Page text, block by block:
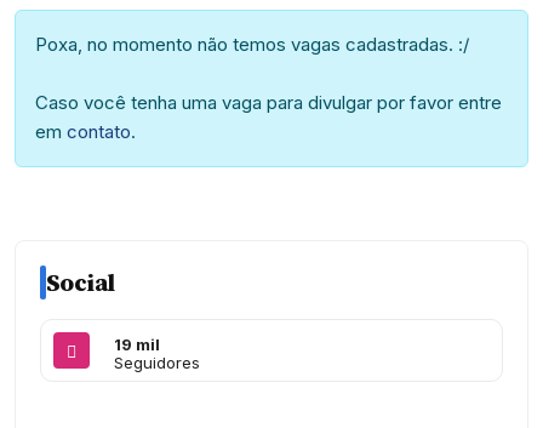
Poxa, no momento não temos vagas cadastradas. :/
Caso você tenha uma vaga para divulgar por favor entre
em contato.
Social
19 mil
Seguidores